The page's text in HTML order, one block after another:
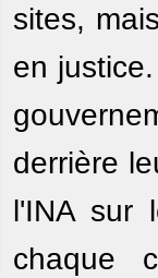
sites,
en
derrière
l'INA sur
chaque